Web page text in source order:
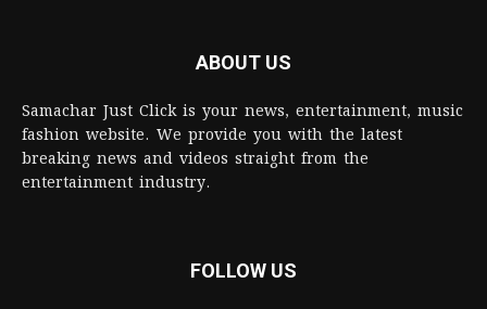
ABOUT US
Samachar Just Click is your news, entertainment, music
fashion website. We provide you with the latest
breaking news and videos straight from the
entertainment industry.
FOLLOW US